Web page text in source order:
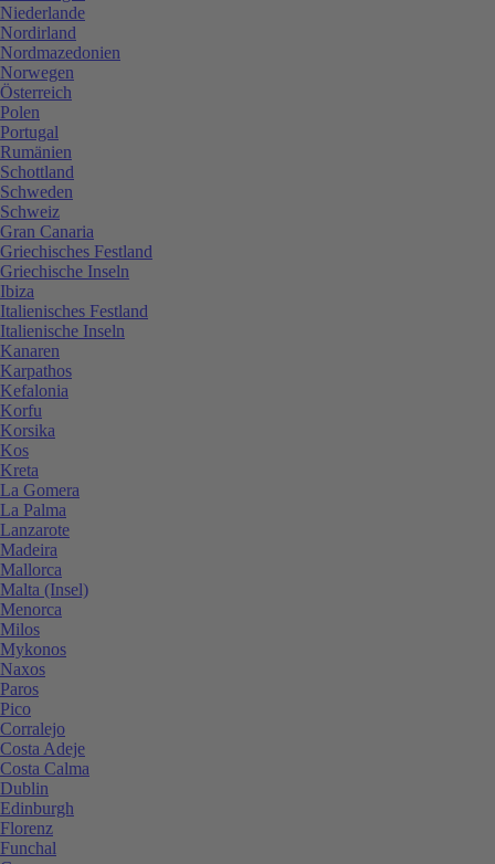
Niederlande
Nordirland
Nordmazedonien
Norwegen
Österreich
Polen
Portugal
Rumänien
Schottland
Schweden
Schweiz
Gran Canaria
Griechisches Festland
Griechische Inseln
Ibiza
Italienisches Festland
Italienische Inseln
Kanaren
Karpathos
Kefalonia
Korfu
Korsika
Kos
Kreta
La Gomera
La Palma
Lanzarote
Madeira
Mallorca
Malta (Insel)
Menorca
Milos
Mykonos
Naxos
Paros
Pico
Corralejo
Costa Adeje
Costa Calma
Dublin
Edinburgh
Florenz
Funchal